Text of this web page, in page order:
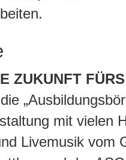
ZUKUNFT
mit vielen
Livemusik vom